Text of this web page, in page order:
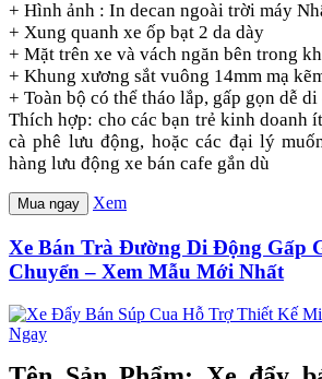
+ Hình ảnh : In decan ngoài trời máy
+ Xung quanh xe ốp bạt 2 da dày
+ Mặt trên xe và vách ngăn bên trong
+ Khung xương sắt vuông 14mm mạ
+ Toàn bộ có thể tháo lắp, gấp gọn dễ
Thích hợp: cho các bạn trẻ kinh doanh
cà phê lưu động, hoặc các đại lý
hàng lưu động xe bán cafe gắn dù
Mua ngay Xem
Xe Bán Trà Đường Di Động Gấp
Chuyển – Xem Mẫu Mới Nhất